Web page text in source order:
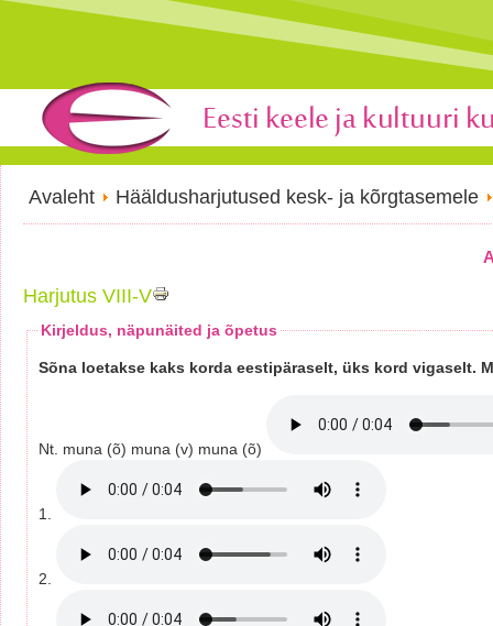
Avaleht Hääldusharjutused kesk- ja kõrgtasemele
Harjutus VIII-V
Kirjeldus, näpunäited ja õpetus
Sõna loetakse kaks korda eestipäraselt, üks kord vigaselt.
Nt. muna (õ) muna (v) muna (õ)
1.
2.